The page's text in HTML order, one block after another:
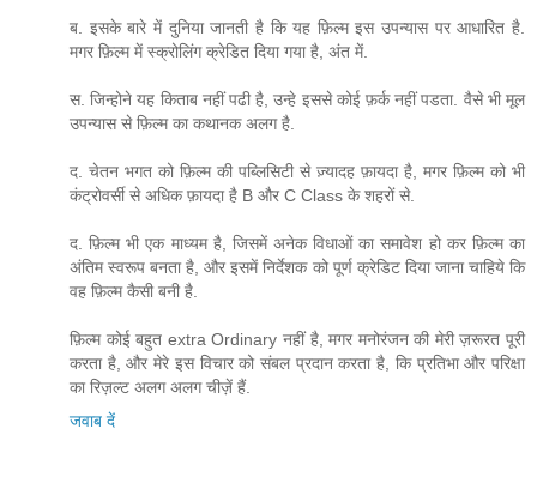
ब. इसके बारे में दुनिया जानती है कि यह फ़िल्म इस उपन्यास पर आधारित है.
मगर फ़िल्म में स्क्रोलिंग क्रेडित दिया गया है, अंत में.
स. जिन्होने यह किताब नहीं पढी है, उन्हे इससे कोई फ़र्क नहीं पडता. वैसे भी मूल
उपन्यास से फ़िल्म का कथानक अलग है.
द. चेतन भगत को फ़िल्म की पब्लिसिटी से ज़्यादह फ़ायदा है, मगर फ़िल्म को भी
कंट्रोवर्सी से अधिक फ़ायदा है B और C Class के शहरों से.
द. फ़िल्म भी एक माध्यम है, जिसमें अनेक विधाओं का समावेश हो कर फ़िल्म का
अंतिम स्वरूप बनता है, और इसमें निर्देशक को पूर्ण क्रेडिट दिया जाना चाहिये कि
वह फ़िल्म कैसी बनी है.
फ़िल्म कोई बहुत extra Ordinary नहीं है, मगर मनोरंजन की मेरी ज़रूरत पूरी
करता है, और मेरे इस विचार को संबल प्रदान करता है, कि प्रतिभा और परिक्षा
का रिज़ल्ट अलग अलग चीज़ें हैं.
जवाब दें